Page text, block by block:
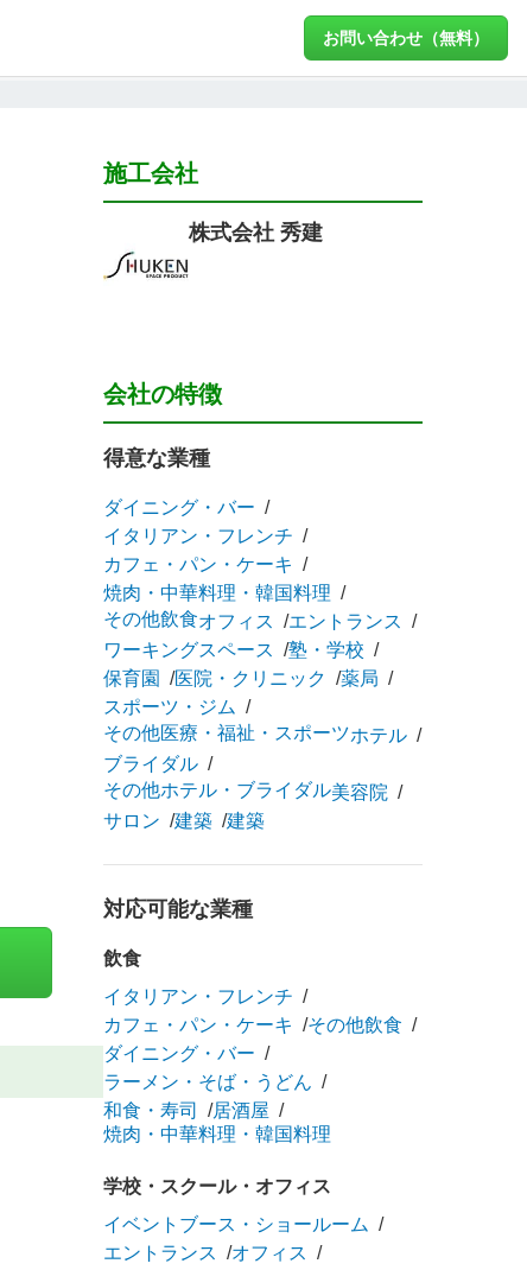
お問い合わせ（無料）
施工会社
株式会社 秀建
会社の特徴
得意な業種
ダイニング・バー
イタリアン・フレンチ
カフェ・パン・ケーキ
焼肉・中華料理・韓国料理
その他飲食オフィス
エントランス
ワーキングスペース
塾・学校
保育園
医院・クリニック
薬局
スポーツ・ジム
その他医療・福祉・スポーツホテル
ブライダル
その他ホテル・ブライダル美容院
サロン
建築 建築
対応可能な業種
飲食
イタリアン・フレンチ
カフェ・パン・ケーキ
その他飲食
ダイニング・バー
ラーメン・そば・うどん
和食・寿司
居酒屋
焼肉・中華料理・韓国料理
学校・スクール・オフィス
イベントブース・ショールーム
エントランス
オフィス